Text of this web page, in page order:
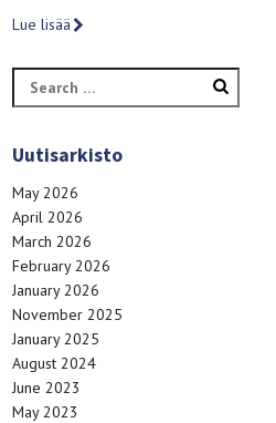
Lue lisää
Search
for:
Uutisarkisto
May 2026
April 2026
March 2026
February 2026
January 2026
November 2025
January 2025
August 2024
June 2023
May 2023